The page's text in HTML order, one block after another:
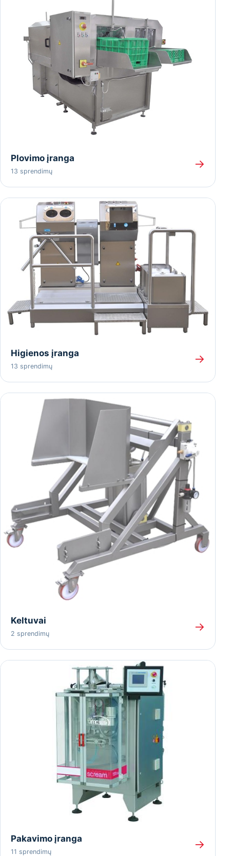
Plovimo įranga
13 sprendimų
→
Higienos įranga
13 sprendimų
→
Keltuvai
2 sprendimų
→
Pakavimo įranga
11 sprendimų
→